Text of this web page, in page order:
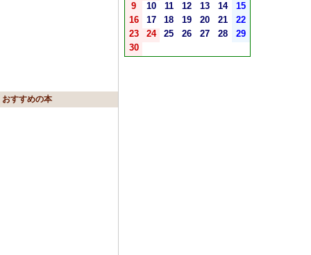
おすすめの本
9
10 11 12 13 14
15
16
17 18 19 20 21
22
23
24 25 26 27 28
29
30